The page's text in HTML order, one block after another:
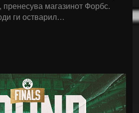
пренесува магазинот Форбс.
ги остварил…